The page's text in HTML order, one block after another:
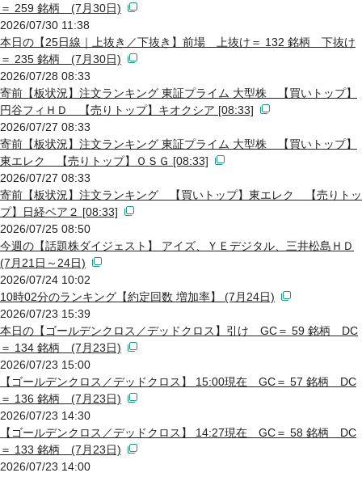
＝ 259 銘柄 (7月30日)
2026/07/30 11:38
本日の【25日線｜上抜き／下抜き】前場 上抜け＝ 132 銘柄 下抜け
＝ 235 銘柄 (7月30日)
2026/07/28 08:33
寄前【板状況】注文ランキング 東証プライム 大型株 【買いトップ】
円谷フィＨＤ 【売りトップ】キオクシア [08:33]
2026/07/27 08:33
寄前【板状況】注文ランキング 東証プライム 大型株 【買いトップ】
東エレク 【売りトップ】ＯＳＧ [08:33]
2026/07/27 08:33
寄前【板状況】注文ランキング 【買いトップ】東エレク 【売りトッ
プ】日経ベア２ [08:33]
2026/07/25 08:50
今週の【話題株ダイジェスト】 アイズ、ＹＥデジタル、三井松島ＨＤ
(7月21日～24日)
2026/07/24 10:02
10時02分のランキング【約定回数 増加率】 (7月24日)
2026/07/23 15:39
本日の【ゴールデンクロス／デッドクロス】引け GC＝ 59 銘柄 DC
＝ 134 銘柄 (7月23日)
2026/07/23 15:00
【ゴールデンクロス／デッドクロス】 15:00現在 GC＝ 57 銘柄 DC
＝ 136 銘柄 (7月23日)
2026/07/23 14:30
【ゴールデンクロス／デッドクロス】 14:27現在 GC＝ 58 銘柄 DC
＝ 133 銘柄 (7月23日)
2026/07/23 14:00